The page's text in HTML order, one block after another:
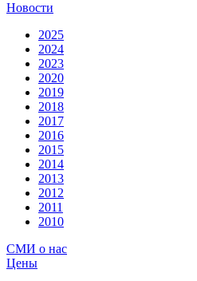
Новости
2025
2024
2023
2020
2019
2018
2017
2016
2015
2014
2013
2012
2011
2010
СМИ о нас
Цены